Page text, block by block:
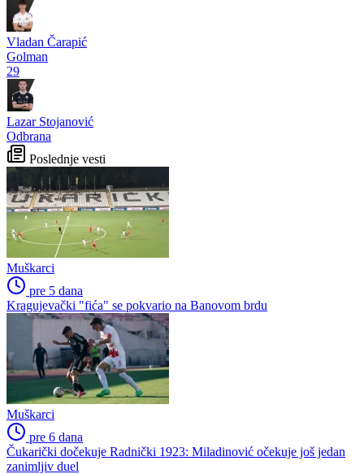
Vladan Čarapić
Golman
29
Lazar Stojanović
Odbrana
Poslednje vesti
Muškarci
pre 5 dana
Kragujevački "fića" se pokvario na Banovom brdu
Muškarci
pre 6 dana
Čukarički dočekuje Radnički 1923: Miladinović očekuje još jedan
zanimljiv duel